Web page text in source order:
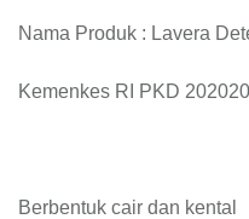
Nama Produk : Lavera
Kemenkes RI PKD
Berbentuk cair dan kental